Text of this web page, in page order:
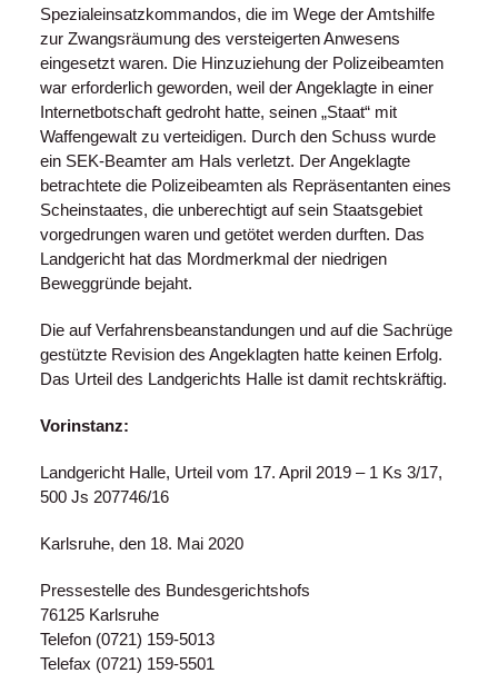
Spezialeinsatzkommandos, die im Wege der Amtshilfe
zur Zwangsräumung des versteigerten Anwesens
eingesetzt waren. Die Hinzuziehung der Polizeibeamten
war erforderlich geworden, weil der Angeklagte in einer
Internetbotschaft gedroht hatte, seinen „Staat“ mit
Waffengewalt zu verteidigen. Durch den Schuss wurde
ein SEK-Beamter am Hals verletzt. Der Angeklagte
betrachtete die Polizeibeamten als Repräsentanten eines
Scheinstaates, die unberechtigt auf sein Staatsgebiet
vorgedrungen waren und getötet werden durften. Das
Landgericht hat das Mordmerkmal der niedrigen
Beweggründe bejaht.
Die auf Verfahrensbeanstandungen und auf die Sachrüge
gestützte Revision des Angeklagten hatte keinen Erfolg.
Das Urteil des Landgerichts Halle ist damit rechtskräftig.
Vorinstanz:
Landgericht Halle, Urteil vom 17. April 2019 – 1 Ks 3/17,
500 Js 207746/16
Karlsruhe, den 18. Mai 2020
Pressestelle des Bundesgerichtshofs
76125 Karlsruhe
Telefon (0721) 159-5013
Telefax (0721) 159-5501